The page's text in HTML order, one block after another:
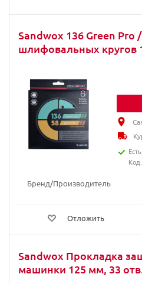
Sandwox 136 Green Pro
шлифовальных кругов
Бренд/Производитель
Отложить
Sandwox Прокладка
машинки 125 мм, 33